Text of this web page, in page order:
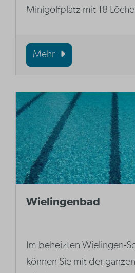
Minigolfplatz mit 18
Mehr
Wielingenbad
Im beheizten Wielingen-
können Sie mit der